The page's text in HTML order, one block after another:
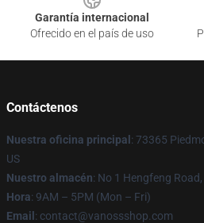
Garantía internacional
Ofrecido en el país de uso
Contáctenos
Nuestra oficina principal : 73365
US
Nuestro almacén: No 1 Hengfeng Road,
Hora: 9AM – 5PM (Mon – Fri)
Email : contact@vanossshop.com